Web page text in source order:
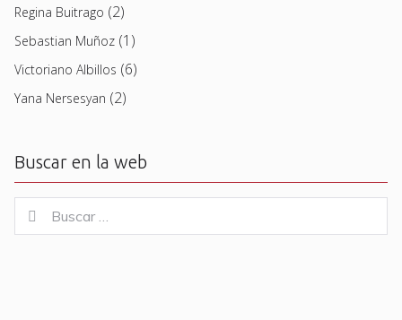
Regina Buitrago (2)
Sebastian Muñoz (1)
Victoriano Albillos (6)
Yana Nersesyan (2)
Buscar en la web
for:
Buscar